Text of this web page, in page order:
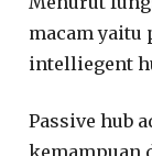
macam yaitu
intelliegent
Passive hub
kemampuan